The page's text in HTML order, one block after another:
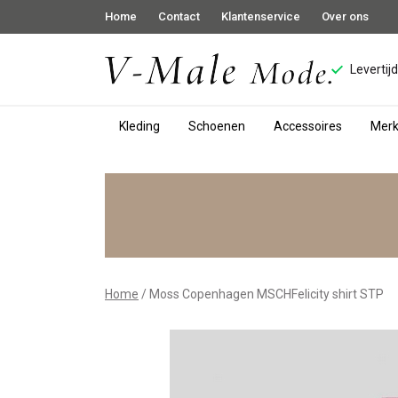
Home Contact Klantenservice Over ons
Kleding Schoenen Accessoires
MSCHFelicity
Home Moss Copenhagen MSCHFelicity shirt STP